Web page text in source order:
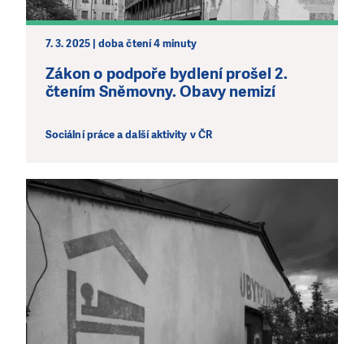
7. 3. 2025 | doba čtení 4 minuty
Zákon o podpoře bydlení prošel 2.
čtením Sněmovny. Obavy nemizí
Sociální práce a další aktivity v ČR
LÍBÍ SE VÁM, CO DĚLÁME?
PODPOŘTE NÁS!
Abychom mohli pomáhat smysluplně, neobejdeme se